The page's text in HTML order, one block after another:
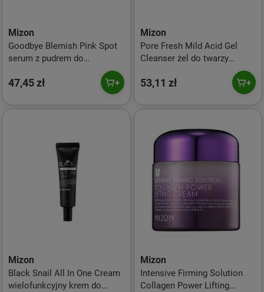
Mizon
Goodbye Blemish Pink Spot
serum z pudrem do
stosowania miejscowego
przeciw trądzikowi 19ml
47,45 zł
Mizon
Pore Fresh Mild Acid Gel
Cleanser żel do twarzy
oczyszczający pory 150ml
53,11 zł
Mizon
Black Snail All In One Cream
wielofunkcyjny krem do
Mizon
Intensive Firming Solution
Collagen Power Lifting